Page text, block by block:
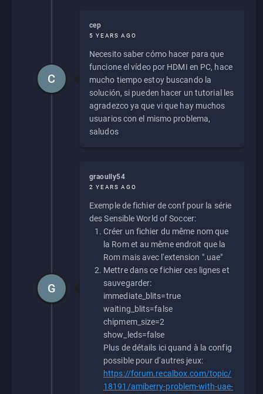
cep
5 YEARS AGO
Necesito saber cómo hacer para que
funcione el vídeo por HDMI en PC, hace
mucho tiempo estoy buscando la
solución, si pueden hacer un tutorial les
agradezco ya que vi que hay muchos
usuarios con el mismo problema,
saludos
C
graoully54
2 YEARS AGO
Exemple de fichier de conf pour la série
des Sensible World of Soccer:
Créer un fichier du même nom que
la Rom et au même endroit que la
Rom mais avec l'extension ".uae"
Mettre dans ce fichier ces lignes et
sauvegarder:
immediate_blits=true
waiting_blits=false
chipmem_size=2
show_leds=false
Plus de détails ici quand à la config
possible pour d'autres jeux:
https://forum.recalbox.com/topic/
18191/amiberry-problem-with-uae-
G